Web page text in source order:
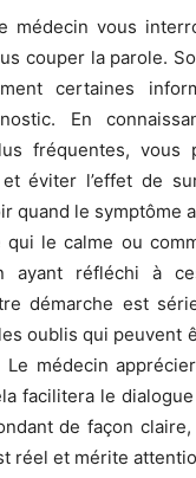
médecin vous
couper la parole.
certaines
En
fréquentes, vous
éviter l’effet de
quand le symptôme
qui le calme ou
ayant réfléchi à
démarche est
oublis qui peuvent
Le médecin
facilitera le
de façon
réel et mérite